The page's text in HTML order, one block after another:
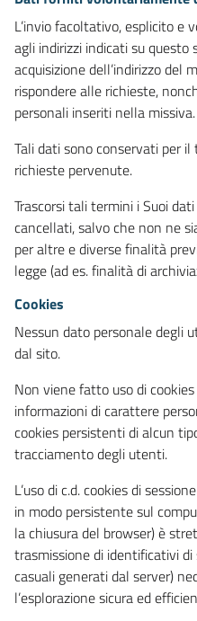
L’invio facoltativo, esplicito e
agli indirizzi indicati su questo
acquisizione dell’indirizzo del
rispondere alle richieste,
personali inseriti nella missiva.
Tali dati sono conservati per
richieste pervenute.
Trascorsi tali termini i Suoi
cancellati, salvo che non ne
per altre e diverse finalità
legge (ad es. finalità di
Cookies
Nessun dato personale degli
dal sito.
Non viene fatto uso di
informazioni di carattere
cookies persistenti di alcun
tracciamento degli utenti.
L’uso di c.d. cookies di
in modo persistente sul
la chiusura del browser) è
trasmissione di identificativi
casuali generati dal server)
l’esplorazione sicura ed